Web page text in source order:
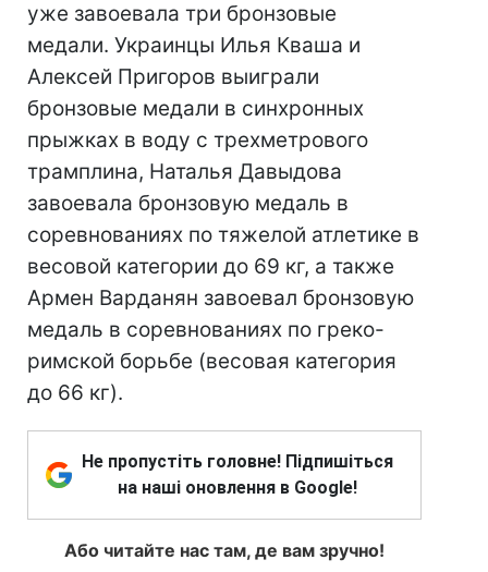
уже завоевала три бронзовые
медали. Украинцы Илья Кваша и
Алексей Пригоров выиграли
бронзовые медали в синхронных
прыжках в воду с трехметрового
трамплина, Наталья Давыдова
завоевала бронзовую медаль в
соревнованиях по тяжелой атлетике в
весовой категории до 69 кг, а также
Армен Варданян завоевал бронзовую
медаль в соревнованиях по греко-
римской борьбе (весовая категория
до 66 кг).
Не пропустіть головне! Підпишіться
на наші оновлення в Google!
Або читайте нас там, де вам зручно!